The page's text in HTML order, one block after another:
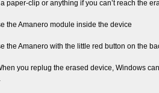
paper-clip or anything if you can’t reach the
the Amanero module inside the device
the Amanero with the little red button on the
you replug the erased device, Windows